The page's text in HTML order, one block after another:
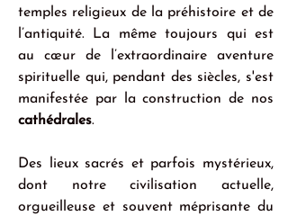
temples religieux de la préhistoire et de
l’antiquité. La même toujours qui est
au cœur de l’extraordinaire aventure
spirituelle qui, pendant des siècles, s'est
cathédrales.
Des lieux sacrés et parfois mystérieux,
dont notre civilisation actuelle,
orgueilleuse et souvent méprisante du